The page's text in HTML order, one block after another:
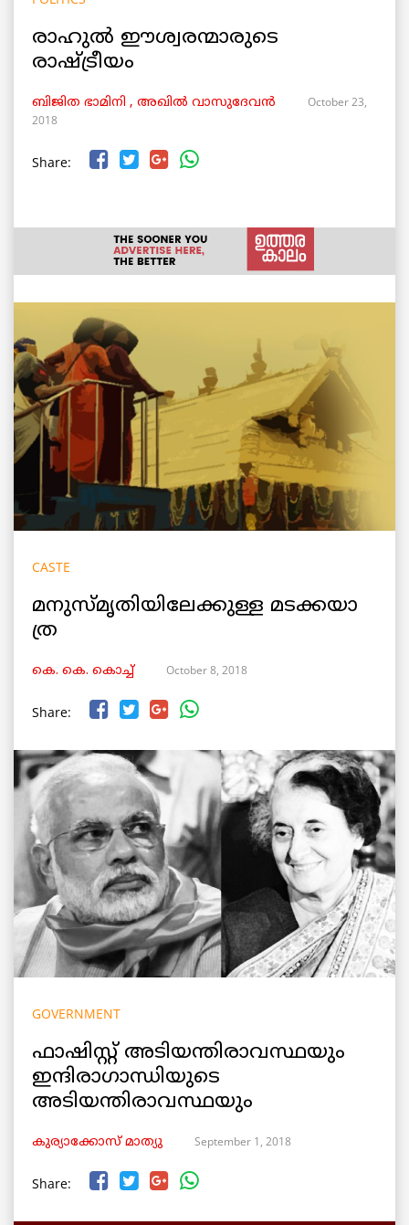
രാഹുൽ ഈശ്വരന്മാരുടെ
രാഷ്ട്രീയം
ബിജിത ഭാമിനി , അഖിൽ വാസുദേവൻ
October 23,
2018
Share:
CASTE
മ​നു​സ്​​മൃ​തി​യി​ലേ​ക്കു​ള്ള മ​ട​ക്ക​യാ​
ത്ര
കെ. കെ. കൊച്ച് October 8, 2018
Share:
GOVERNMENT
ഫാഷിസ്റ്റ് അടിയന്തിരാവസ്ഥയും
ഇന്ദിരാഗാന്ധിയുടെ
അടിയന്തിരാവസ്ഥയും
കുര്യാക്കോസ് മാത്യു September 1, 2018
Share: